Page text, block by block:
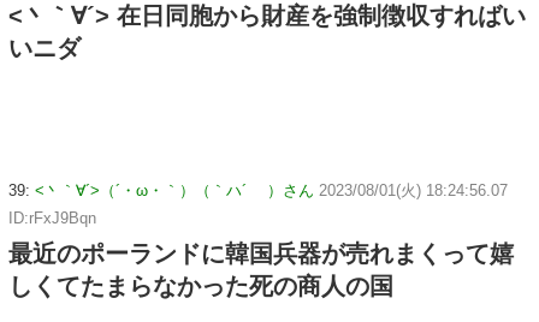
<丶｀∀´> 在日同胞から財産を強制徴収すればい
いニダ
39: <丶｀∀´>（´・ω・｀）（｀ハ´ ）さん 2023/08/01(火) 18:24:56.07
ID:rFxJ9Bqn
最近のポーランドに韓国兵器が売れまくって嬉
しくてたまらなかった死の商人の国